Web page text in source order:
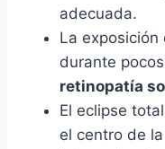
adecuada.
La exposición
durante
retinopatía
El eclipse
el centro de